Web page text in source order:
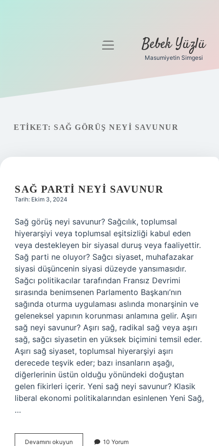
Gizlilik Politikası
menüyü
Bebek Yüzlü
Masumiyetin Simgesi
ETIKET: SAĞ GÖRÜŞ NEYI SAVUNUR
SAĞ PARTI NEYI SAVUNUR
Tarih: Ekim 3, 2024
Sağ görüş neyi savunur? Sağcılık, toplumsal
hiyerarşiyi veya toplumsal eşitsizliği kabul eden
veya destekleyen bir siyasal duruş veya faaliyettir.
Sağ parti ne oluyor? Sağcı siyaset, muhafazakar
siyasi düşüncenin siyasi düzeyde yansımasıdır.
Sağcı politikacılar tarafından Fransız Devrimi
sırasında benimsenen Parlamento Başkanı’nın
sağında oturma uygulaması aslında monarşinin ve
geleneksel yapının korunması anlamına gelir. Aşırı
sağ neyi savunur? Aşırı sağ, radikal sağ veya aşırı
sağ, sağcı siyasetin en yüksek biçimini temsil eder.
Aşırı sağ siyaset, toplumsal hiyerarşiyi aşırı
derecede teşvik eder; bazı insanların aşağı,
diğerlerinin üstün olduğu yönündeki doğuştan
gelen fikirleri içerir. Yeni sağ neyi savunur? Klasik
liberal ekonomi politikalarından esinlenen Yeni Sağ,
…
Devamını okuyun 10 Yorum